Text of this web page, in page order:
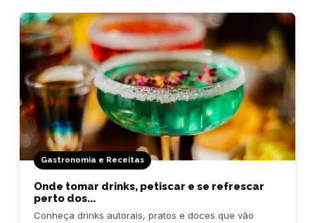
Gastronomia e Receitas
Onde tomar drinks, petiscar e se refrescar
perto dos...
Conheça drinks autorais, pratos e doces que vão